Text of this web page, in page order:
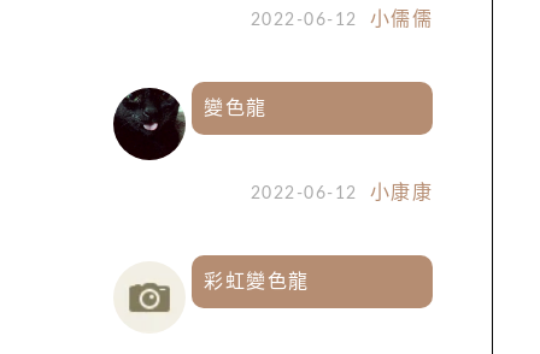
2022-06-12 小儒儒
變色龍
2022-06-12 小康康
彩虹變色龍